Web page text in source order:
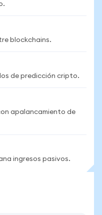
blockchains.
de predicción cripto.
apalancamiento de
ingresos pasivos.